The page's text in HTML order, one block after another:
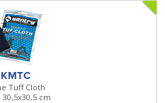
Tuff Cloth
30,5x30,5 cm